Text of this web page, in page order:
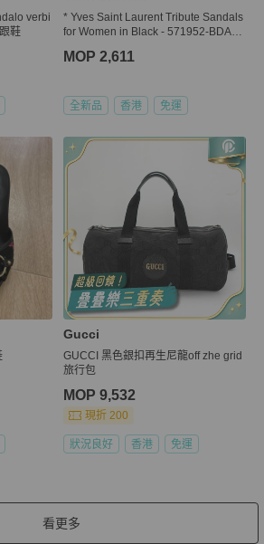
verbi
鞋
* Yves Saint Laurent Tribute Sandals
for Women in Black - 571952-BDA00
MOP 2,611
全新品 香港 免運
Gucci
GUCCI 黑色銀扣再生尼龍off zhe grid
旅行包
MOP 9,532
現折 200
狀況良好 香港 免運
看更多